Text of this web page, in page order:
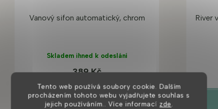
Tento web používá soubory cookie. Dalším
procházením tohoto webu vyjadřujete souhlas s
jejich používáním.. Více informací zde.
Vanový sifon automatický, chrom
Skladem ihned k odeslání
389 Kč
DETAIL
River